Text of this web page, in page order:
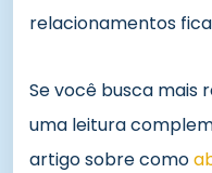
relacionamentos
Se você busca mais
uma leitura
artigo sobre como